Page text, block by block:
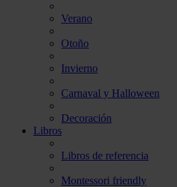
Verano
Otoño
Invierno
Carnaval y Halloween
Decoración
Libros
Libros de referencia
Montessori friendly